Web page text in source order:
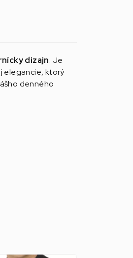
dizajn. Je
elegancie, ktorý
denného